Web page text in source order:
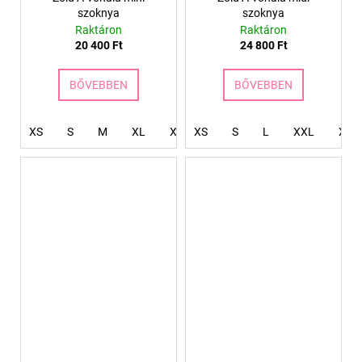
szoknya
Raktáron
20 400 Ft
BŐVEBBEN
XS S M XL XXL
szoknya
Raktáron
24 800 Ft
BŐVEBBEN
XS S L XXL